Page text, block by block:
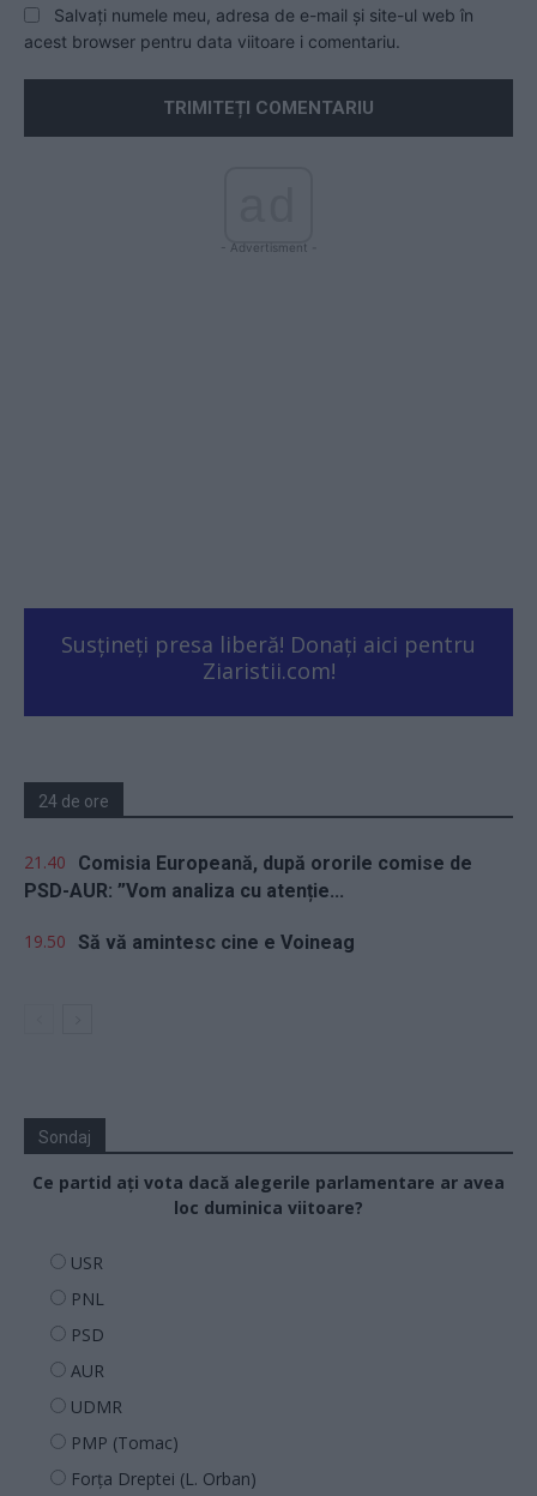
Salvați numele meu, adresa de e-mail și site-ul web în
acest browser pentru data viitoare i comentariu.
- Advertisment -
Susțineți presa liberă! Donați aici pentru
Ziaristii.com!
24 de ore
21.40
Comisia Europeană, după ororile comise de
PSD-AUR: ”Vom analiza cu atenție...
19.50 Să vă amintesc cine e Voineag
Sondaj
Ce partid ați vota dacă alegerile parlamentare ar avea
loc duminica viitoare?
USR
PNL
PSD
AUR
UDMR
PMP (Tomac)
Forța Dreptei (L. Orban)